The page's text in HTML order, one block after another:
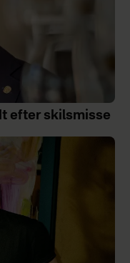
efter skilsmisse